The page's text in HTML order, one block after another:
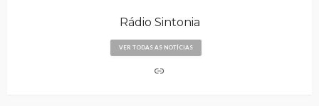
Rádio Sintonia
VER TODAS AS NOTÍCIAS